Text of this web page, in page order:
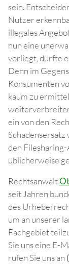
sein.
Nutzer
illegales
nun eine
vorliegt, dürfte
Denn im
Konsumenten
kaum zu
ein von den
den
üblicherweise
Rechtsanwalt
seit Jahren
des
um an unserer
Fachgebiet
Sie uns eine E-
rufen Sie uns an